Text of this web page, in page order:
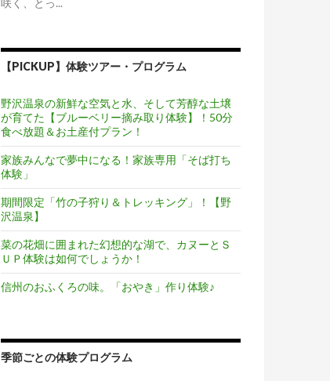
咲く、とっ...
【PICKUP】体験ツアー・プログラム
野沢温泉の新鮮な空気と水、そして芳醇な土壌
が育てた【ブルーベリー摘み取り体験】！50分
食べ放題＆お土産付プラン！
家族みんなで夢中になる！家族専用「そば打ち
体験」
期間限定「竹の子狩り＆トレッキング」！【野
沢温泉】
菜の花畑に囲まれた幻想的な湖で、カヌーとＳ
ＵＰ体験は如何でしょうか！
信州のおふくろの味。「おやき」作り体験♪
季節ごとの体験プログラム